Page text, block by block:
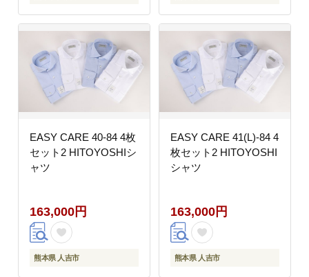
EASY CARE 40-84 4枚
セット2 HITOYOSHIシ
ャツ
163,000円
熊本県 人吉市
EASY CARE 41(L)-84 4
枚セット2 HITOYOSHI
シャツ
163,000円
熊本県 人吉市